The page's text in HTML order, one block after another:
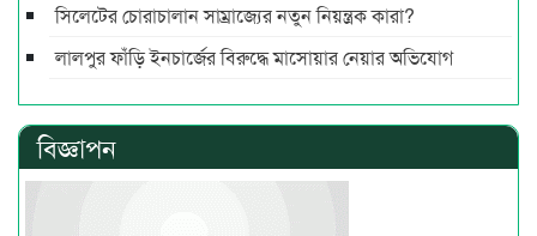
সিলেটের চোরাচালান সাম্রাজ্যের নতুন নিয়ন্ত্রক কারা?
লালপুর ফাঁড়ি ইনচার্জের বিরুদ্ধে মাসোয়ার নেয়ার অভিযোগ
বিজ্ঞাপন